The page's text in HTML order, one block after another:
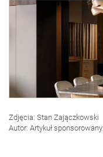
Zdjęcia: Stan Zajączkowski
Autor: Artykuł sponsorowany